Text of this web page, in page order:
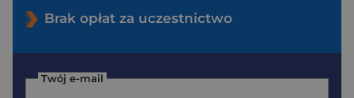
Brak opłat za uczestnictwo
Twój e-mail